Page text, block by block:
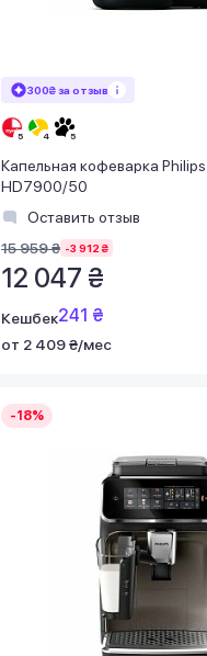
300₴ за отзыв
Капельная кофеварка
HD7900/50
Оставить отзыв
15 959 ₴ -3 912 ₴
12 047 ₴
Кешбек241 ₴
от 2 409 ₴/мес
-18%